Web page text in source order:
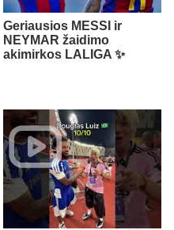
Geriausios MESSI ir
NEYMAR žaidimo
akimirkos LALIGA ✨